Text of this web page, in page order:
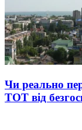
Чи реально
ТОТ від